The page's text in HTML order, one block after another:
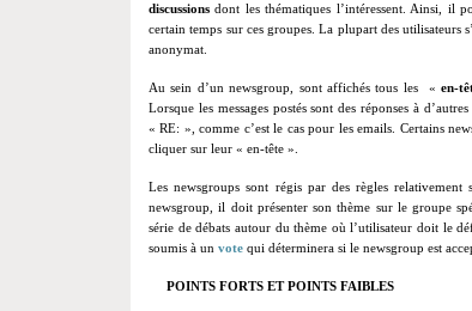
discussionsdont les thématiques l’intéressent. Ainsi, il
certain temps sur ces groupes. La plupart des utilisateurs
anonymat.
Au sein d’un newsgroup, sont affichés tous les «en-
Lorsque les messages postés sont des réponses à
« RE: », comme c’est le cas pour les emails. Certains
cliquer sur leur « en-tête ».
Les newsgroups sont régis par des règles
newsgroup, il doit présenter son thème sur le groupe
série de débats autour du thème où l’utilisateur doit le
soumis à un vote qui déterminera si le newsgroup est
POINTS FORTS ET POINTS FAIBLES